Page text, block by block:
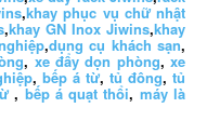
,khay phục vụ chữ nhật
,khay GN Inox Jiwins,khay
,dụng cụ khách sạn,
, xe đẩy dọn phòng,xe
,bếp á từ,tủ đông,tủ
, bếp á quạt thổi, máy là